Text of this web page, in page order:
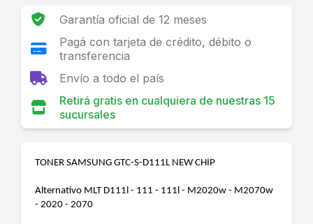
Garantía oficial de 12 meses
Pagá con tarjeta de crédito, débito o
transferencia
Envío a todo el país
Retirá gratis en cualquiera de nuestras 15
sucursales
TONER SAMSUNG GTC-S-D111L NEW CHIP
Alternativo MLT D111l - 111 - 111l - M2020w - M2070w
- 2020 - 2070